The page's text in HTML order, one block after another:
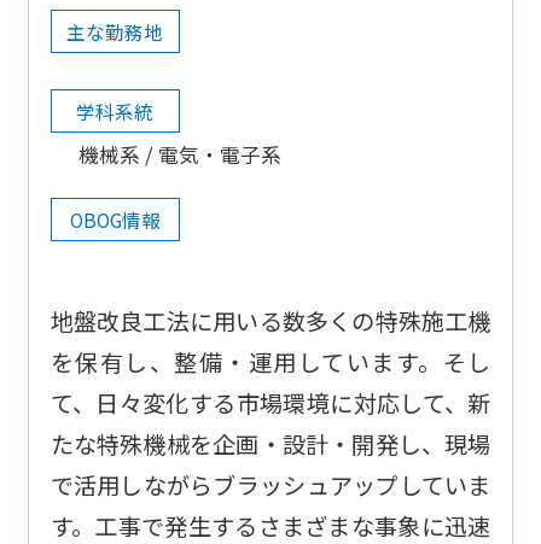
主な勤務地
学科系統
機械系 電気・電子系
OBOG情報
地盤改良工法に用いる数多くの特殊施工機
を保有し、整備・運用しています。そし
て、日々変化する市場環境に対応して、新
たな特殊機械を企画・設計・開発し、現場
で活用しながらブラッシュアップしていま
す。工事で発生するさまざまな事象に迅速